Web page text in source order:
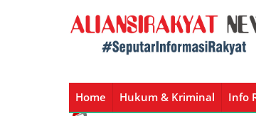
Home Hukum & Kriminal Info
Home Hukum & Kriminal Info